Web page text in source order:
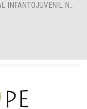
INFANTOJUVENIL NO